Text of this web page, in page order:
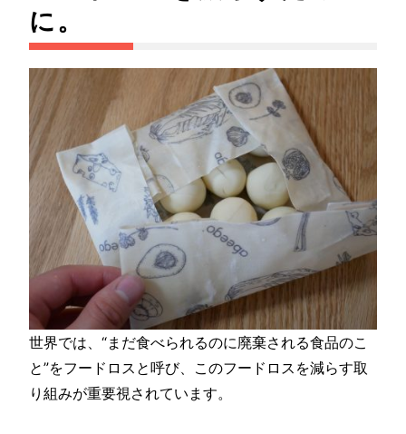
に。
世界では、“まだ食べられるのに廃棄される食品のこ
と”をフードロスと呼び、このフードロスを減らす取
り組みが重要視されています。